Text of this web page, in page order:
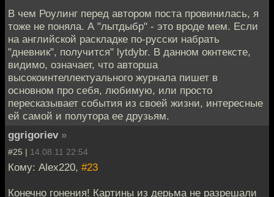
В чем Роулинг перед автором поста провинилась, я
тоже не поняла. А "лытдыбр" - это вроде мем. Если
на английской раскладке по-русски набрать
"дневник", получится" lytdybr. В данном окнтексте,
видимо, означает, что авторша
высокоинтеллектуального журнала пишет в
основном про себя, любимую, или просто
пересказывает события из своей жизни, интересные
ей самой и полутора ее друзьям.
ggrigoriev »
#25 | 14.08.11 22:54
Кому: Alex220, #23
Конечно гонения! Картины из дерьма не разрешали